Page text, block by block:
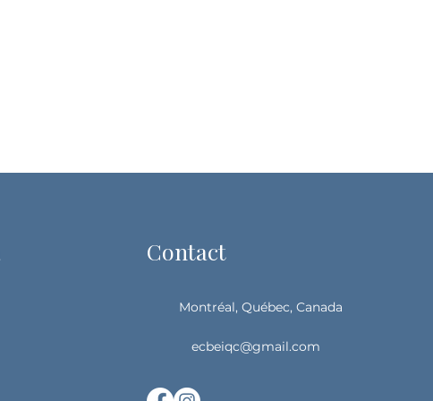
Contact
Montréal, Québec, Canada
ecbeiqc@gmail.com